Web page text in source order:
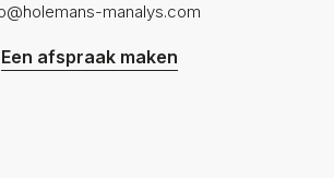
manalys.com
Een afspraak maken